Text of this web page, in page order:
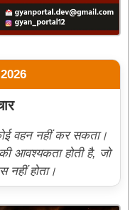
वहन नहीं कर सकता।
आवश्यकता होती है, जो
नहीं होता।